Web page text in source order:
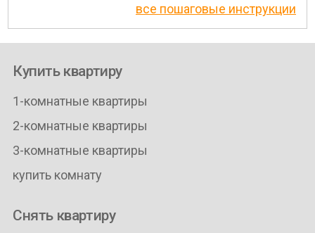
все пошаговые инструкции
Купить квартиру
1-комнатные квартиры
2-комнатные квартиры
3-комнатные квартиры
купить комнату
Снять квартиру